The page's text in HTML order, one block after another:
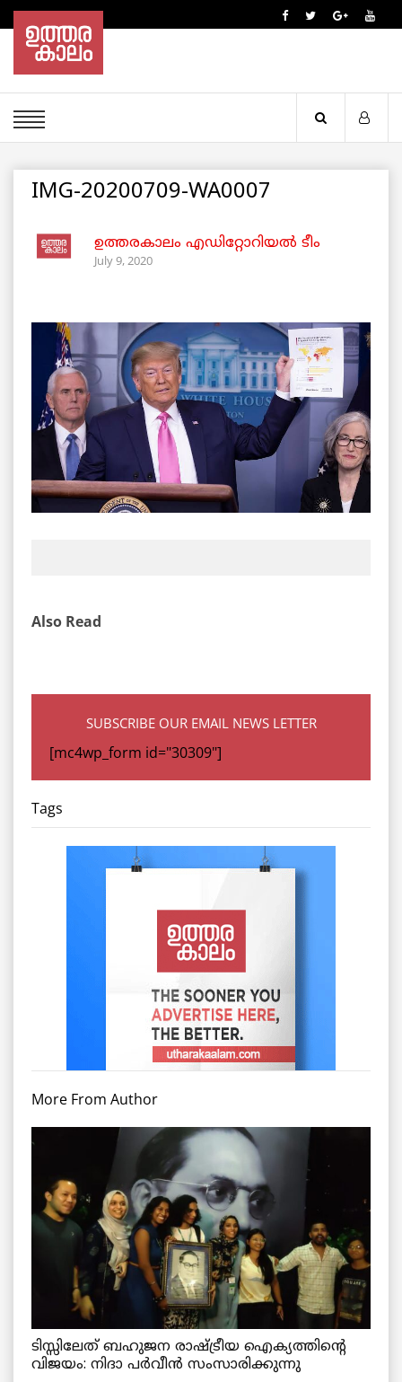
IMG-20200709-WA0007
ഉത്തരകാലം എഡിറ്റോറിയല്‍ ടീം
July 9, 2020
Also Read
SUBSCRIBE OUR EMAIL NEWS LETTER
[mc4wp_form id="30309"]
Tags
More From Author
ടിസ്സിലേത് ബഹുജന രാഷ്ട്രീയ ഐക്യത്തിന്റെ
വിജയം: നിദാ പർവീൻ സംസാരിക്കുന്നു